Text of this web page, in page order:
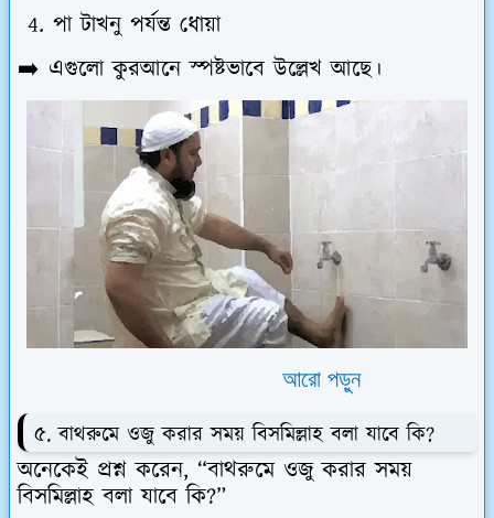
পা টাখনু পর্যন্ত ধোয়া
➡️ এগুলো কুরআনে স্পষ্টভাবে উল্লেখ আছে।
আরো পড়ুন
৫. বাথরুমে ওজু করার সময় বিসমিল্লাহ বলা যাবে কি?
অনেকেই প্রশ্ন করেন, “বাথরুমে ওজু করার সময়
বিসমিল্লাহ বলা যাবে কি?”